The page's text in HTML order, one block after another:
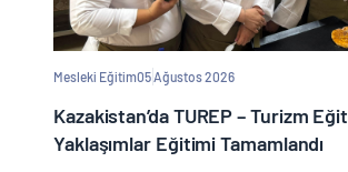
Mesleki Eğitim05 Ağustos 2026
Kazakistan’da TUREP – Turizm
Yaklaşımlar Eğitimi Tamamlandı